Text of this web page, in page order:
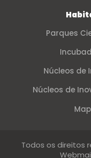
Parques
Núcleos de
Núcleos de
Todos os direitos